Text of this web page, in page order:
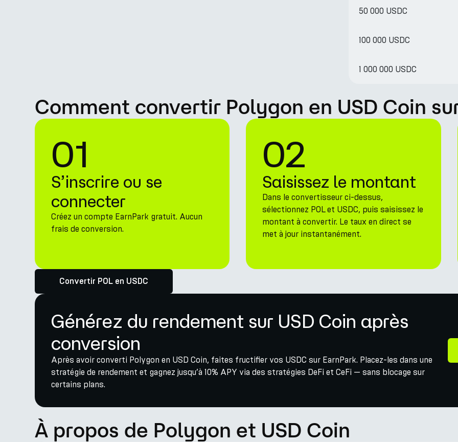
50 000 USDC
100 000 USDC
1 000 000 USDC
Comment convertir Polygon en USD Coin
01
S’inscrire ou se
connecter
Créez un compte EarnPark gratuit. Aucun
frais de conversion.
02
Saisissez le montant
Dans le convertisseur ci-dessus,
sélectionnez POL et USDC, puis saisissez le
montant à convertir. Le taux en direct se
met à jour instantanément.
Convertir POL en USDC
Générez du rendement sur USD Coin après
conversion
Après avoir converti Polygon en USD Coin, faites fructifier vos USDC sur EarnPark. Placez-les dans une
stratégie de rendement et gagnez jusqu’à 10% APY via des stratégies DeFi et CeFi — sans blocage sur
certains plans.
À propos de Polygon et USD Coin